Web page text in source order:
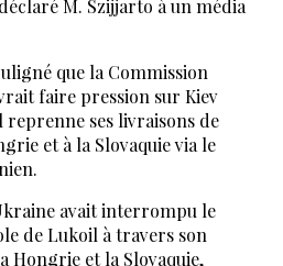
M. Szijjarto à un média
que la Commission
faire pression sur Kiev
ses livraisons de
et à la Slovaquie via le
avait interrompu le
de Lukoil à travers son
Hongrie et la Slovaquie,